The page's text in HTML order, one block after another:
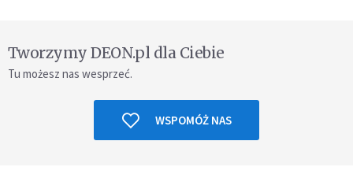
Tworzymy DEON.pl dla Ciebie
Tu możesz nas wesprzeć.
WSPOMÓŻ NAS